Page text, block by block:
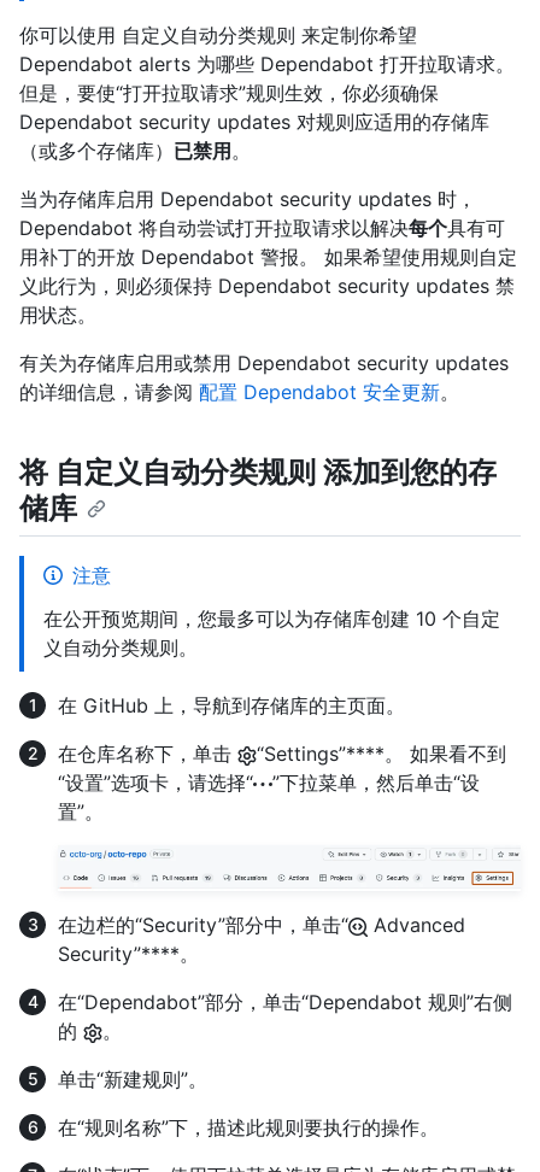
你可以使用 自定义自动分类规则 来定制你希望
Dependabot alerts 为哪些 Dependabot 打开拉取请求。
但是，要使“打开拉取请求”规则生效，你必须确保
Dependabot security updates 对规则应适用的存储库
（或多个存储库） 已禁用 。
当为存储库启用 Dependabot security updates 时，
Dependabot 将自动尝试打开拉取请求以解决每个具有可
用补丁的开放 Dependabot 警报。 如果希望使用规则自定
义此行为，则必须保持 Dependabot security updates 禁
用状态。
有关为存储库启用或禁用 Dependabot security updates
的详细信息，请参阅 配置 Dependabot 安全更新。
将 自定义自动分类规则 添加到您的存
储库
注意
在公开预览期间，您最多可以为存储库创建 10 个自定
义自动分类规则。
在 GitHub 上，导航到存储库的主页面。
在仓库名称下，单击
“Settings”****。 如果看不到
“设置”选项卡，请选择“
”下拉菜单，然后单击“设
置”。
在边栏的“Security”部分中，单击“
Advanced
Security”****。
在“Dependabot”部分，单击“Dependabot 规则”右侧
的
。
单击“新建规则”。
在“规则名称”下，描述此规则要执行的操作。